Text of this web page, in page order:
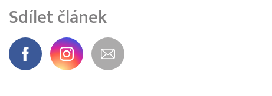
Sdílet článek